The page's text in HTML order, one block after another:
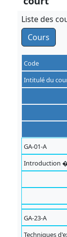
Liste des
Cours
Code
Intitulé du
GA-01-A
Introduction
GA-23-A
Techniques